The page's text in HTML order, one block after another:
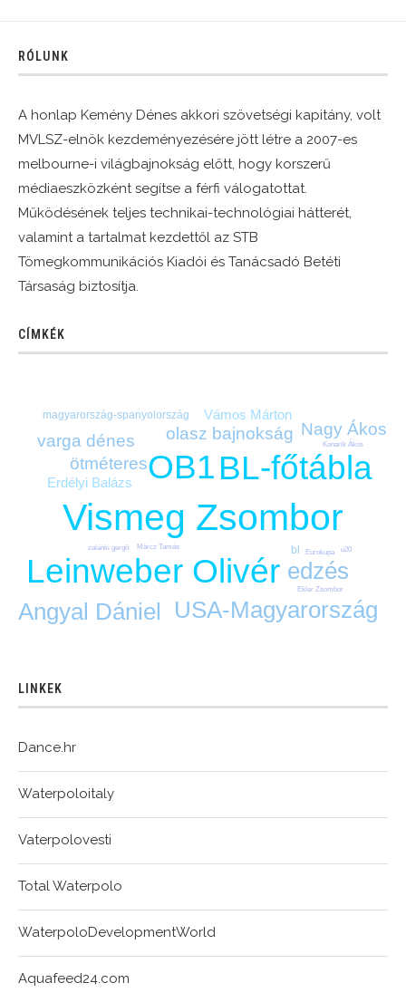
RÓLUNK
A honlap Kemény Dénes akkori szövetségi kapitány, volt
MVLSZ-elnök kezdeményezésére jött létre a 2007-es
melbourne-i világbajnokság előtt, hogy korszerű
médiaeszközként segítse a férfi válogatottat.
Működésének teljes technikai-technológiai hátterét,
valamint a tartalmat kezdettől az STB
Tömegkommunikációs Kiadói és Tanácsadó Betéti
Társaság biztosítja.
CÍMKÉK
Vismeg Zsombor
BL-főtábla
Leinweber Olivér
OB1
Angyal Dániel
edzés
USA-Magyarország
Nagy Ákos
olasz bajnokság
varga dénes
ötméteres
Erdélyi Balázs
Vámos Márton
bl
magyarország-spanyolország
Ekler Zsombor
Eurokupa
Konarik Ákos
Märcz Tamás u20
zalánki gergő
LINKEK
Dance.hr
Waterpoloitaly
Vaterpolovesti
Total Waterpolo
WaterpoloDevelopmentWorld
Aquafeed24.com